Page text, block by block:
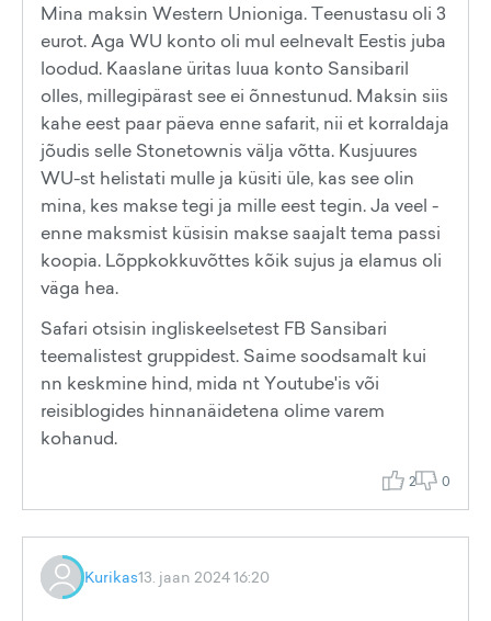
Mina maksin Western Unioniga. Teenustasu oli 3
eurot. Aga WU konto oli mul eelnevalt Eestis juba
loodud. Kaaslane üritas luua konto Sansibaril
olles, millegipärast see ei õnnestunud. Maksin siis
kahe eest paar päeva enne safarit, nii et korraldaja
jõudis selle Stonetownis välja võtta. Kusjuures
WU-st helistati mulle ja küsiti üle, kas see olin
mina, kes makse tegi ja mille eest tegin. Ja veel -
enne maksmist küsisin makse saajalt tema passi
koopia. Lõppkokkuvõttes kõik sujus ja elamus oli
väga hea.
Safari otsisin ingliskeelsetest FB Sansibari
teemalistest gruppidest. Saime soodsamalt kui
nn keskmine hind, mida nt Youtube'is või
reisiblogides hinnanäidetena olime varem
kohanud.
2 0
Kurikas13. jaan 2024 16:20